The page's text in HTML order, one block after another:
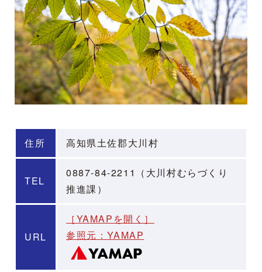
住所 高知県土佐郡大川村
TEL
0887-84-2211（大川村むらづくり
推進課）
URL
［YAMAPを開く］
参照元：YAMAP